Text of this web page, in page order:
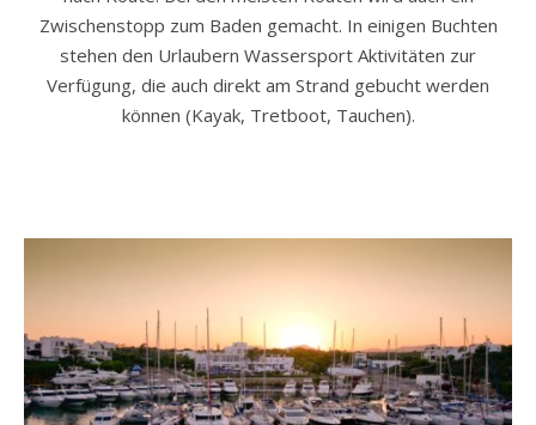
Zwischenstopp zum Baden gemacht. In einigen Buchten
stehen den Urlaubern Wassersport Aktivitäten zur
Verfügung, die auch direkt am Strand gebucht werden
können (Kayak, Tretboot, Tauchen).